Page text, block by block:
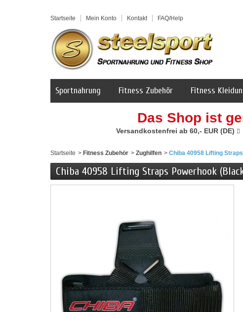
Startseite Mein Konto Kontakt FAQ/Help
Sportnahrung Fitness Zubehör Fitness
Das Shop ist
Versandkostenfrei ab 60,- EUR (DE)
Startseite > Fitness Zubehör > Zughilfen > Chiba 40958 Lifting
Chiba 40958 Lifting Straps Powerhook